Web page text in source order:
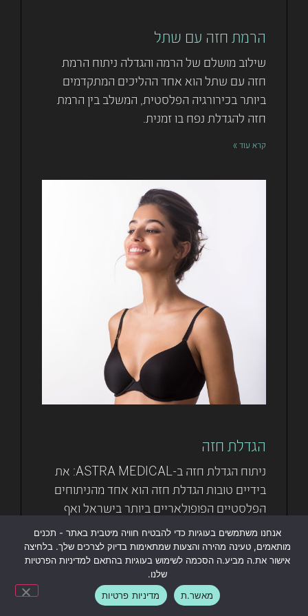
הרמת חזה עם שתל
שילוב מושלם של הרמה והגדלה ניתוח הרמת
חזה עם שתל הוא אחד ההליכים המתקדמים
ביותר בכירורגיה הפלסטית, המשלב בין הרמת
חזה להגדלת נפח בו זמנית.
קרא עוד »
הגדלת חזה
ניתוח הגדלת חזה ב-ASTRA MEDICAL: את
בידיים טובות הגדלת חזה הוא אחד מהניתוחים
הפלסטיים הפופולאריים ביותר בישראל ואף
בעולם, ולא בכדי; חזה שופע ומעוצב נתפס
קרא עוד »
ליצירת קשר / תיאום ייעוץ
אנחנו משתמשים בעוגיות כדי להבטיח חוויה מיטבית באתר - תכנים
מותאמים, טעינה מהירה והצעות שמתאימות בדיוק לצרכים שלך. בלחיצה
אישור את.ה מביע.ה הסכמה לשימוש בעוגיות בהתאם למדיניות הפרטיות
שלנו.
מאשר.ת
מדיניות פרטיות